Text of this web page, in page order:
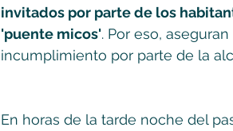
invitados por parte de los
'puente micos'. Por eso,
incumplimiento por parte de la
En horas de la tarde noche del